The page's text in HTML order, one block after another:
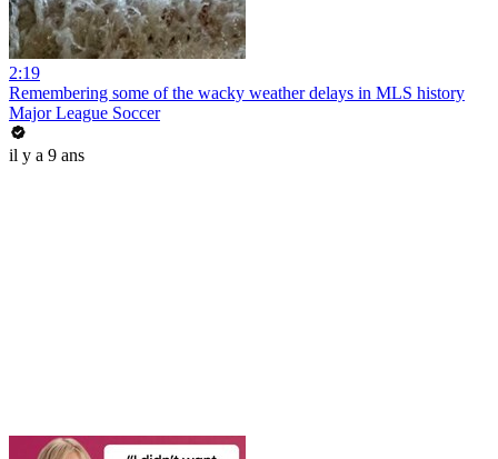
2:19
Remembering some of the wacky weather delays in MLS history
Major League Soccer
il y a 9 ans